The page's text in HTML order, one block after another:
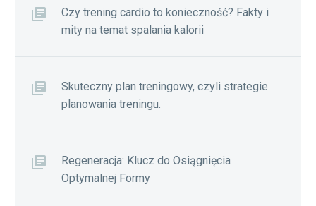
Czy trening cardio to konieczność? Fakty i
mity na temat spalania kalorii
Skuteczny plan treningowy, czyli strategie
planowania treningu.
Regeneracja: Klucz do Osiągnięcia
Optymalnej Formy